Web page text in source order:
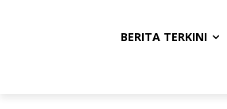
BERITA TERKINI